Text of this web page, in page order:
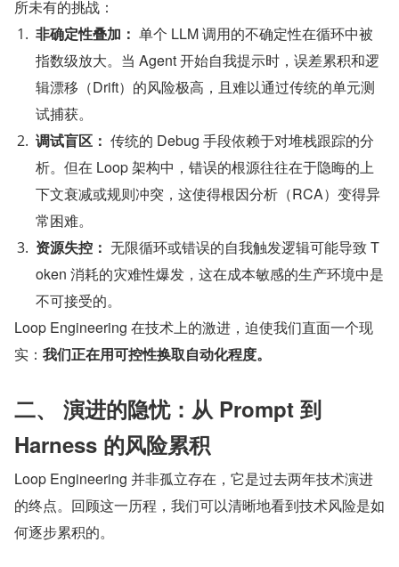
所未有的挑战：
非确定性叠加： ​ 单个 LLM 调用的不确定性在循环中被
指数级放大。当 Agent 开始自我提示时，误差累积和逻
辑漂移（Drift）的风险极高，且难以通过传统的单元测
试捕获。
调试盲区： ​ 传统的 Debug 手段依赖于对堆栈跟踪的分
析。但在 Loop 架构中，错误的根源往往在于隐晦的上
下文衰减或规则冲突，这使得根因分析（RCA）变得异
常困难。
资源失控： ​ 无限循环或错误的自我触发逻辑可能导致 T
oken 消耗的灾难性爆发，这在成本敏感的生产环境中是
不可接受的。
Loop Engineering 在技术上的激进，迫使我们直面一个现
实： 我们正在用可控性换取自动化程度。
二、 演进的隐忧：从 Prompt 到
Harness 的风险累积
Loop Engineering 并非孤立存在，它是过去两年技术演进
的终点。回顾这一历程，我们可以清晰地看到技术风险是如
何逐步累积的。